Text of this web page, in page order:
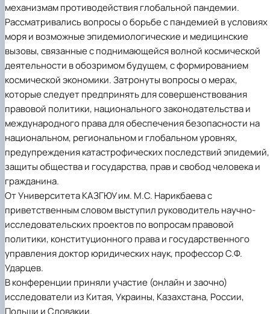
механизмам противодействия глобальной пандемии.
Рассматривались вопросы о борьбе с пандемией в условиях
моря и возможные эпидемиологические и медицинские
вызовы, связанные с поднимающейся волной космической
деятельности в обозримом будущем, с формированием
космической экономики. Затронуты вопросы о мерах,
которые следует предпринять для совершенствования
правовой политики, национального законодательства и
международного права для обеспечения безопасности на
национальном, региональном и глобальном уровнях,
предупреждения катастрофических последствий эпидемий,
защиты общества и государства, прав и свобод человека и
гражданина.
От Университета КАЗГЮУ им. М.С. Нарикбаева с
приветственным словом выступил руководитель научно-
исследовательских проектов по вопросам правовой
политики, конституционного права и государственного
управления доктор юридических наук, профессор С.Ф.
Ударцев.
В конференции приняли участие (онлайн и заочно)
исследователи из Китая, Украины, Казахстана, России,
Польши и Словакии.